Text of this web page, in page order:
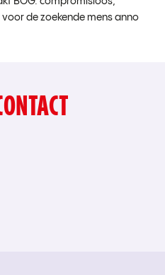
de zoekende mens anno